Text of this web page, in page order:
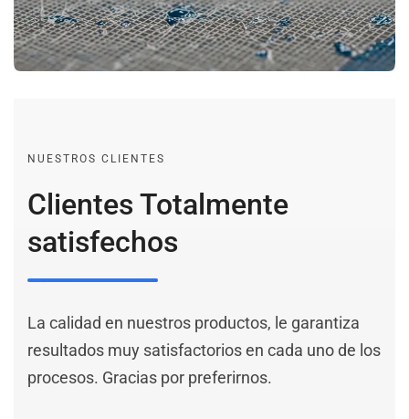
NUESTROS CLIENTES
Clientes Totalmente
satisfechos
La calidad en nuestros productos, le garantiza
resultados muy satisfactorios en cada uno de los
procesos. Gracias por preferirnos.